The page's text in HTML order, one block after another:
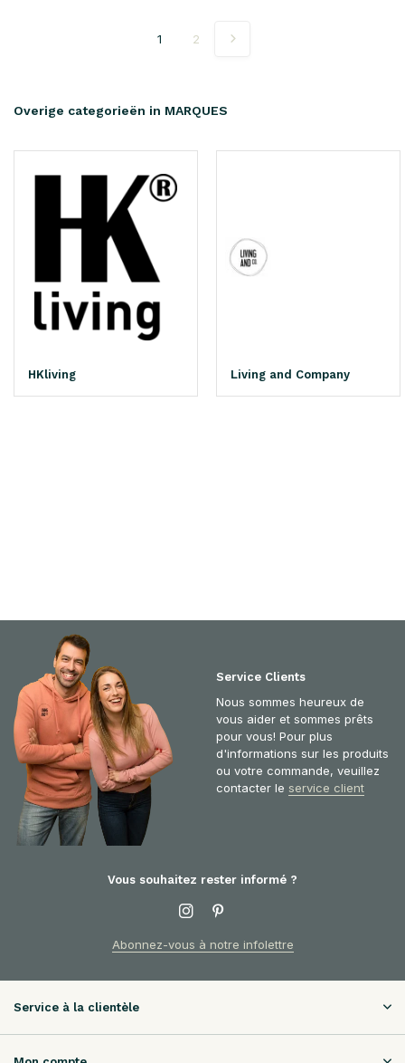
1 2
Overige categorieën in MARQUES
HKliving Living and Company
Service Clients
Nous sommes heureux de
vous aider et sommes prêts
pour vous! Pour plus
d'informations sur les produits
ou votre commande, veuillez
contacter le service client
Vous souhaitez rester informé ?
Abonnez-vous à notre infolettre
Service à la clientèle